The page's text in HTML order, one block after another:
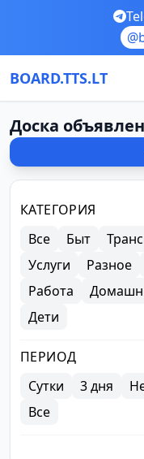
Перейти к основному
BOARD.TTS.LT
Доска
КАТЕГОРИЯ
Все
Быт
Услуги
Разное
Работа
Дети
ПЕРИОД
Сутки
3 дня
Все